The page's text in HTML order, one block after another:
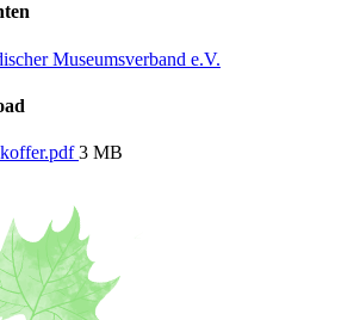
Museumsverband e.V.
3 MB